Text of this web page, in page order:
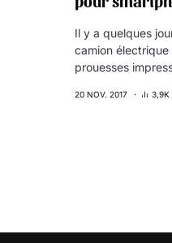
Il y a quelques
camion
prouesses
20 NOV. 2017 3,9K